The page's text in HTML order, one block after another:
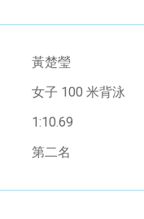
黃楚瑩
女子 100 米背泳
1:10.69
第二名